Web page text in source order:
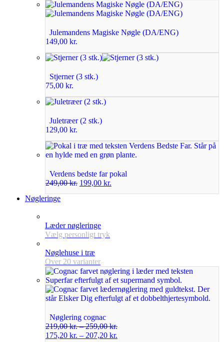
Julemandens Magiske Nøgle (DA/ENG)
149,00 kr.
Stjerner (3 stk.)
75,00 kr.
Juletræer (2 stk.)
129,00 kr.
Verdens bedste far pokal
249,00kr. 199,00 kr.
Nøgleringe
Læder nøgleringe
Vælg personligt tryk
Nøglehuse i træ
Over 20 varianter
Nøglering cognac
219,00kr.–259,00kr.
175,20 kr. – 207,20 kr.